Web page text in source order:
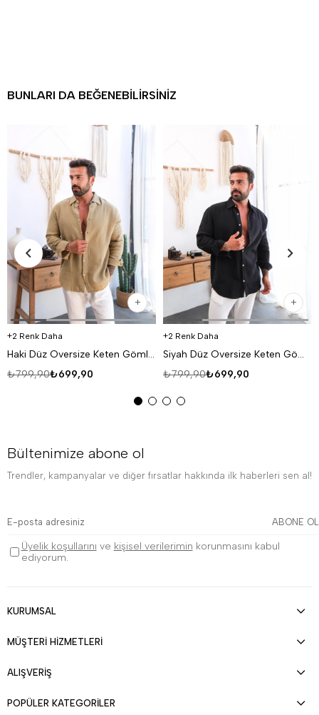
BUNLARI DA BEĞENEBILIRSINIZ
2 Renk Daha
Haki Düz Oversize Keten Gömlek VS4050
₺699,90
₺799,90
2 Renk Daha
Siyah Düz Oversize Keten Gömlek VS4050
₺699,90
₺799,90
Bültenimize abone ol
Trendler, kampanyalar ve diğer fırsatlar hakkında ilk haberleri sen al!
ABONE OL
Üyelik koşullarını ve kişisel verilerimin korunmasını kabul
ediyorum.
KURUMSAL
MÜŞTERİ HİZMETLERİ
ALIŞVERİŞ
POPÜLER KATEGORİLER